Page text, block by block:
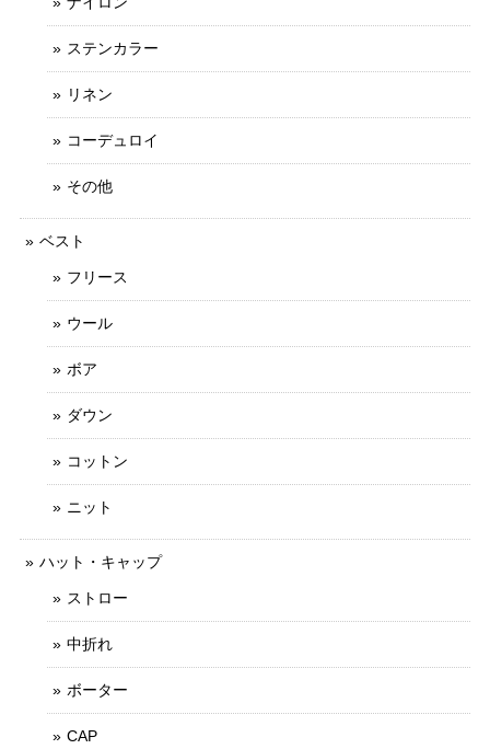
ステンカラー
リネン
コーデュロイ
その他
ベスト
フリース
ウール
ボア
ダウン
コットン
ニット
ハット・キャップ
ストロー
中折れ
ボーター
CAP